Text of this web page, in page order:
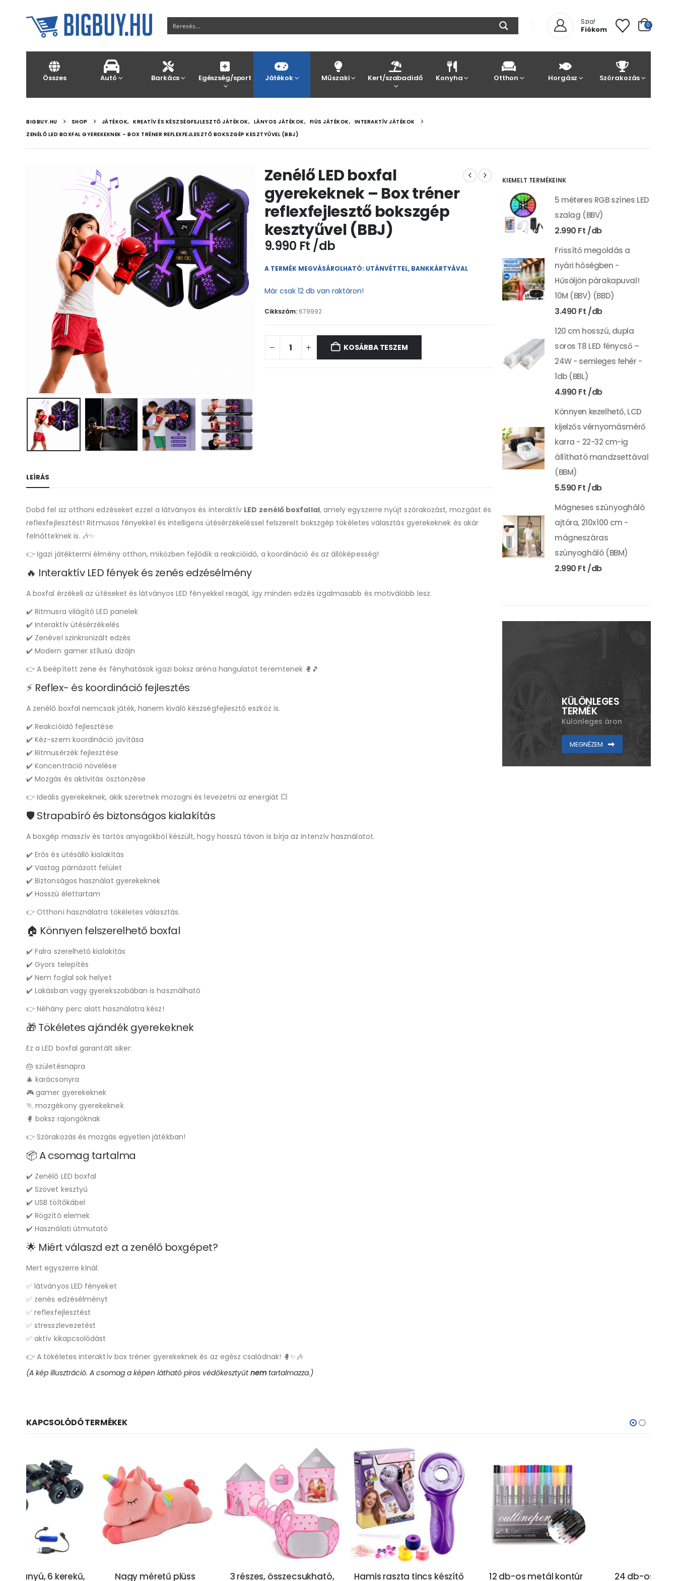
Szia!
Fiókom 0
Összes Autó Barkács Egészség/sport Játékok Műszaki Kert/szabadidő Konyha Otthon Horgász Szórakozás
BIGBUY.HU SHOP JÁTÉKOK, KREATÍV ÉS KÉSZSÉGFEJLESZTŐ JÁTÉKOK, LÁNYOS JÁTÉKOK, FIÚS JÁTÉKOK, INTERAKTÍV JÁTÉKOK
ZENÉLŐ LED BOXFAL GYEREKEKNEK – BOX TRÉNER REFLEXFEJLESZTŐ BOKSZGÉP KESZTYŰVEL (BBJ)
Zenélő LED boxfal
gyerekeknek – Box tréner
reflexfejlesztő bokszgép
kesztyűvel (BBJ)
9.990 Ft
A TERMÉK MEGVÁSÁROLHATÓ: UTÁNVÉTTEL, BANKKÁRTYÁVAL
Már csak 12 db van raktáron!
Cikkszám: 679992
KOSÁRBA TESZEM
LEÍRÁS
Dobd fel az otthoni edzéseket ezzel a látványos és interaktív LED zenélő boxfallal, amely egyszerre nyújt szórakozást, mozgást és
reflexfejlesztést! Ritmusos fényekkel és intelligens ütésérzékeléssel felszerelt bokszgép tökéletes választás gyerekeknek és akár
felnőtteknek is. 🎶✨
👉 Igazi játéktermi élmény otthon, miközben fejlődik a reakcióidő, a koordináció és az állóképesség!
🔥 Interaktív LED fények és zenés edzésélmény
A boxfal érzékeli az ütéseket és látványos LED fényekkel reagál, így minden edzés izgalmasabb és motiválóbb lesz.
✔️ Ritmusra világító LED panelek
✔️ Interaktív ütésérzékelés
✔️ Zenével szinkronizált edzés
✔️ Modern gamer stílusú dizájn
👉 A beépített zene és fényhatások igazi boksz aréna hangulatot teremtenek 🥊🎵
⚡ Reflex- és koordináció fejlesztés
A zenélő boxfal nemcsak játék, hanem kiváló készségfejlesztő eszköz is.
✔️ Reakcióidő fejlesztése
✔️ Kéz-szem koordináció javítása
✔️ Ritmusérzék fejlesztése
✔️ Koncentráció növelése
✔️ Mozgás és aktivitás ösztönzése
👉 Ideális gyerekeknek, akik szeretnek mozogni és levezetni az energiát 💥
🛡️ Strapabíró és biztonságos kialakítás
A boxgép masszív és tartós anyagokból készült, hogy hosszú távon is bírja az intenzív használatot.
✔️ Erős és ütésálló kialakítás
✔️ Vastag párnázott felület
✔️ Biztonságos használat gyerekeknek
✔️ Hosszú élettartam
👉 Otthoni használatra tökéletes választás.
🏠 Könnyen felszerelhető boxfal
✔️ Falra szerelhető kialakítás
✔️ Gyors telepítés
✔️ Nem foglal sok helyet
✔️ Lakásban vagy gyerekszobában is használható
👉 Néhány perc alatt használatra kész!
🎁 Tökéletes ajándék gyerekeknek
Ez a LED boxfal garantált siker:
🎂 születésnapra
🎄 karácsonyra
🎮 gamer gyerekeknek
🏃 mozgékony gyerekeknek
🥊 boksz rajongóknak
👉 Szórakozás és mozgás egyetlen játékban!
📦 A csomag tartalma
✔️ Zenélő LED boxfal
✔️ Szövet kesztyű
✔️ USB töltőkábel
✔️ Rögzítő elemek
✔️ Használati útmutató
🌟 Miért válaszd ezt a zenélő boxgépet?
Mert egyszerre kínál:
✅ látványos LED fényeket
✅ zenés edzésélményt
✅ reflexfejlesztést
✅ stresszlevezetést
✅ aktív kikapcsolódást
👉 A tökéletes interaktív box tréner gyerekeknek és az egész családnak! 🥊✨🎶
(A kép illusztráció. A csomag a képen látható piros védőkesztyűtnem tartalmazza.)
KIEMELT TERMÉKEINK
5 méteres RGB színes LED
szalag (BBV)
2.990 Ft
Frissítő megoldás a
nyári hőségben -
Hűsöljön párakapuval!
10M (BBV) (BBD)
3.490 Ft
120 cm hosszú, dupla
soros T8 LED fénycső –
24W - semleges fehér -
1db (BBL)
4.990 Ft
Könnyen kezelhető, LCD
kijelzős vérnyomásmérő
karra - 22-32 cm-ig
állítható mandzsettával
(BBM)
5.590 Ft
Mágneses szúnyogháló
ajtóra, 210x100 cm -
mágneszáras
szúnyogháló (BBM)
2.990 Ft
KÜLÖNLEGES
TERMÉK
Különleges áron
MEGNÉZEM
KAPCSOLÓDÓ TERMÉKEK
Nagy méretű plüss 3 részes, összecsukható, Hamis raszta tincs készítő 12 db-os metál kontúr 24 db-os metál kontúr